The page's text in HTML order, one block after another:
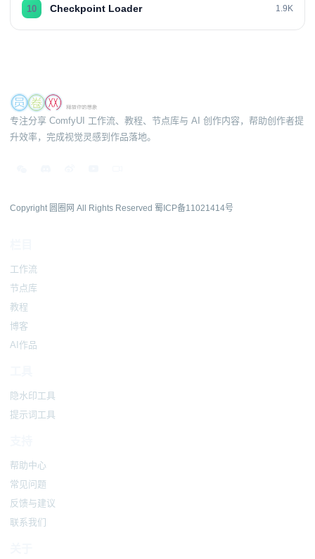
10 Checkpoint Loader 1.9K
专注分享 ComfyUI 工作流、教程、节点库与 AI 创作内容，帮助创作者提
升效率，完成视觉灵感到作品落地。
Copyright 圆圈网 All Rights Reserved 蜀ICP备11021414号
工作流
节点库
教程
博客
AI作品
隐水印工具
提示词工具
帮助中心
常见问题
反馈与建议
联系我们